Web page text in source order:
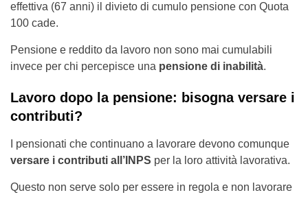
effettiva (67 anni) il divieto di cumulo pensione con Quota
100 cade.
Pensione e reddito da lavoro non sono mai cumulabili
invece per chi percepisce una pensione di inabilità.
Lavoro dopo la pensione: bisogna versare i
contributi?
I pensionati che continuano a lavorare devono comunque
versare i contributi all’INPS per la loro attività lavorativa.
Questo non serve solo per essere in regola e non lavorare